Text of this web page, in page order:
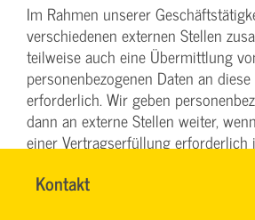
Kontakt
Name*
SVG-
Wiki
Im Rahmen unserer
verschiedenen externen Stellen
teilweise auch eine Übermittlung
personenbezogenen Daten an
erforderlich. Wir geben
dann an externe Stellen weiter,
einer Vertragserfüllung
Daten an Steuerbehörden), wenn